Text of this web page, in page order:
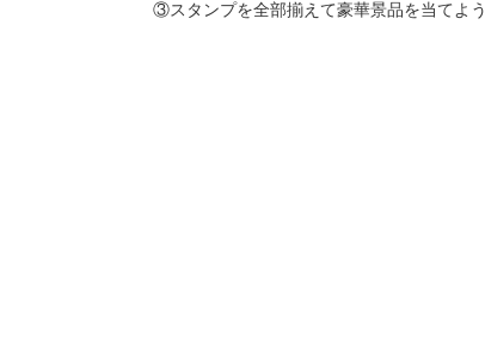
③スタンプを全部揃えて豪華景品を当てよう